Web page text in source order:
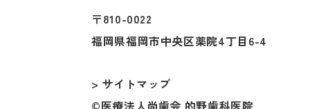
〒810-0022
福岡県福岡市中央区薬院4丁目6-4
> サイトマップ
©医療法人尚歯会 的野歯科医院